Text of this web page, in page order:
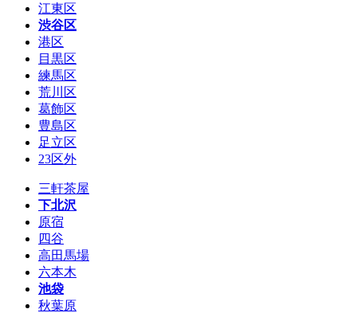
江東区
渋谷区
港区
目黒区
練馬区
荒川区
葛飾区
豊島区
足立区
23区外
三軒茶屋
下北沢
原宿
四谷
高田馬場
六本木
池袋
秋葉原